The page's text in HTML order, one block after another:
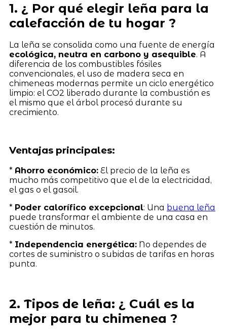
1. ¿ Por qué elegir leña para la
calefacción de tu hogar ?
La leña se consolida como una fuente de energía
ecológica, neutra en carbono y asequible. A
diferencia de los combustibles fósiles
convencionales, el uso de madera seca en
chimeneas modernas permite un ciclo energético
limpio: el CO2 liberado durante la combustión es
el mismo que el árbol procesó durante su
crecimiento.
Ventajas principales:
* Ahorro económico:El precio de la leña es
mucho más competitivo que el de la electricidad,
el gas o el gasoil.
* Poder calorífico excepcional: Una buena leña
puede transformar el ambiente de una casa en
cuestión de minutos.
* Independencia energética:No dependes de
cortes de suministro o subidas de tarifas en horas
punta.
2. Tipos de leña: ¿ Cuál es la
mejor para tu chimenea ?